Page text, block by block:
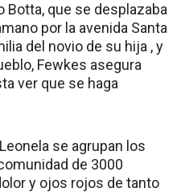
Botta, que se desplazaba
por la avenida Santa
del novio de su hija , y
Fewkes asegura
ver que se haga
se agrupan los
de 3000
y ojos rojos de tanto